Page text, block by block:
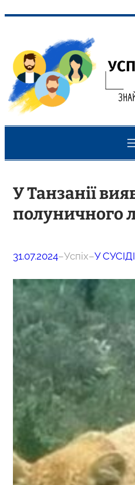
вмісту
У Танзанії
полуничного
31.07.2024–Успіх–У